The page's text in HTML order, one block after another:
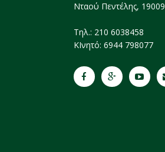
Νταού Πεντέλης, 19009
Tηλ.: 210 6038458
ΚΙνητό: 6944 798077